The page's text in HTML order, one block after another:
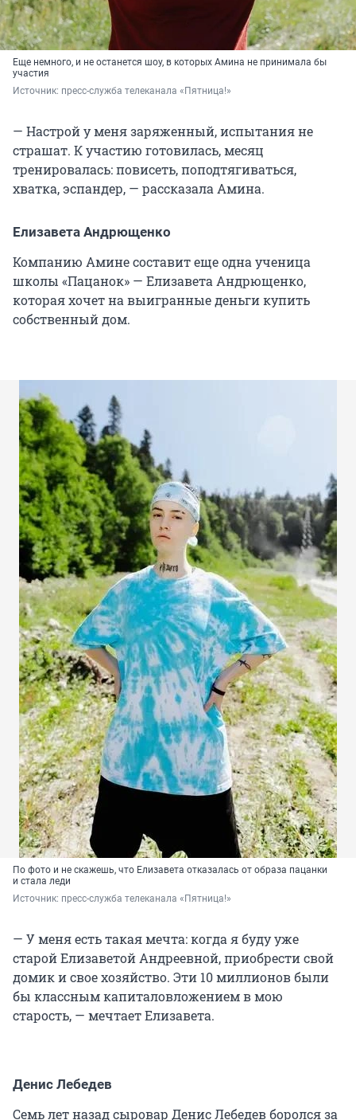
Еще немного, и не останется шоу, в которых Амина не принимала бы
участия
Источник: пресс-служба телеканала «Пятница!»
— Настрой у меня заряженный, испытания не
страшат. К участию готовилась, месяц
тренировалась: повисеть, поподтягиваться,
хватка, эспандер, — рассказала Амина.
Елизавета Андрющенко
Компанию Амине составит еще одна ученица
школы «Пацанок» — Елизавета Андрющенко,
которая хочет на выигранные деньги купить
собственный дом.
По фото и не скажешь, что Елизавета отказалась от образа пацанки
и стала леди
Источник: пресс-служба телеканала «Пятница!»
— У меня есть такая мечта: когда я буду уже
старой Елизаветой Андреевной, приобрести свой
домик и свое хозяйство. Эти 10 миллионов были
бы классным капиталовложением в мою
старость, — мечтает Елизавета.
Денис Лебедев
Семь лет назад сыровар Денис Лебедев боролся за